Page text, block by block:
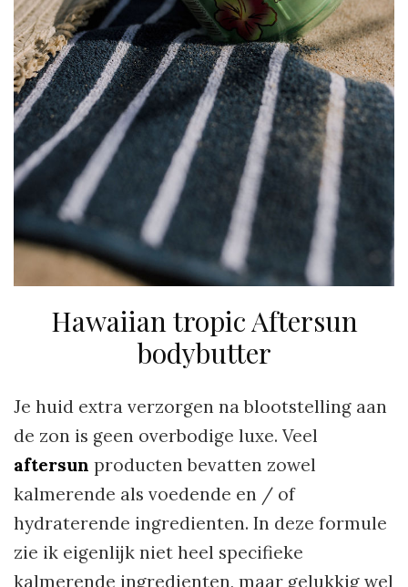
Hawaiian tropic Aftersun
bodybutter
Je huid extra verzorgen na blootstelling aan
de zon is geen overbodige luxe. Veel
aftersun producten bevatten zowel
kalmerende als voedende en / of
hydraterende ingredienten. In deze formule
zie ik eigenlijk niet heel specifieke
kalmerende ingredienten, maar gelukkig wel